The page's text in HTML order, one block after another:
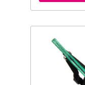
Schirm und
und für
Genie Race
weichen
gezeigten